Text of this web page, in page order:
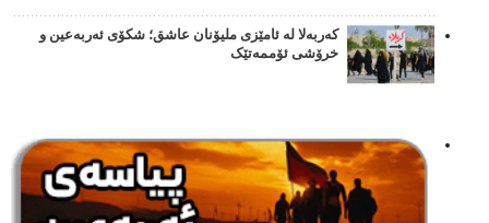
کەربەلا لە ئامێزی ملیۆنان عاشق؛ شکۆی ئەربەعین و
خرۆشی ئۆممەتێک